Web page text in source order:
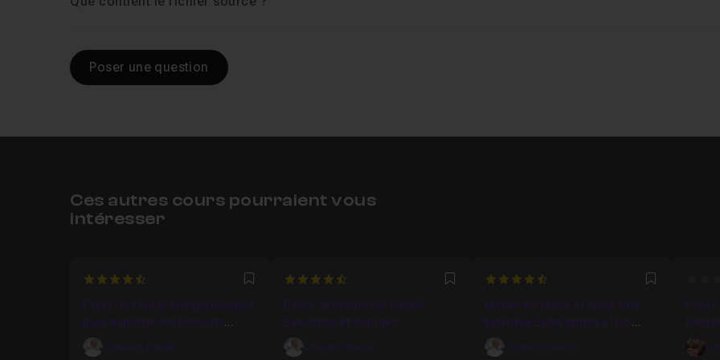
Poser une question
Ces autres cours pourraient vous
intéresser
4.9 Favori
Excel : les outils indispensables
pour exploiter les listes de
données
Josselin Baldé
4.9375 Favori
Excel : Maîtriser les bases -
Exercices et corrigés
Josselin Baldé
4.8666666666667 Favori
Mettre en forme et créer des
tableaux Excel propres : les
bases
Josselin Baldé
Excel